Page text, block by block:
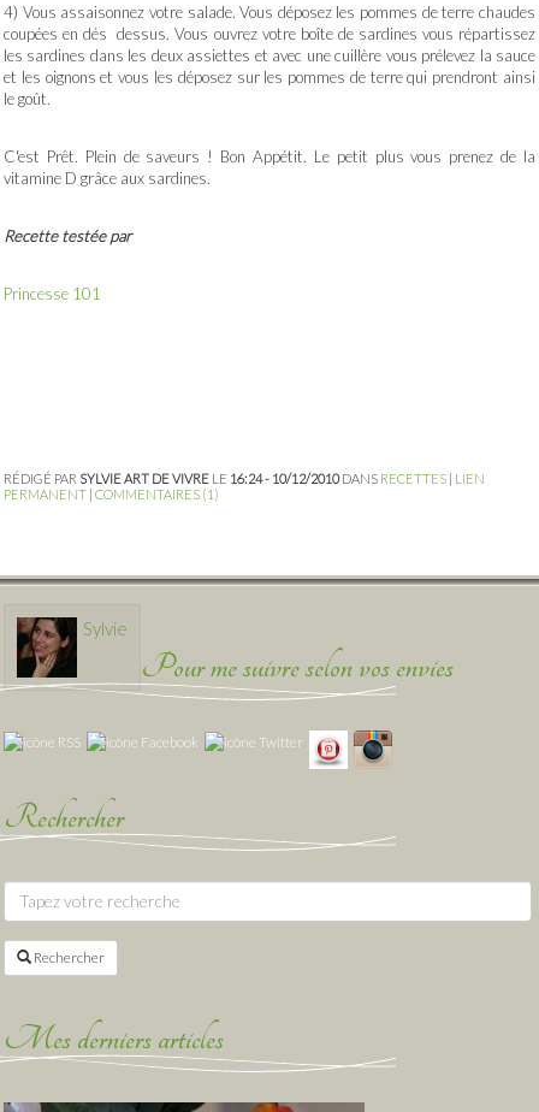
4) Vous assaisonnez votre salade. Vous déposez les pommes de terre chaudes
coupées en dés dessus. Vous ouvrez votre boîte de sardines vous répartissez
les sardines dans les deux assiettes et avec une cuillère vous prélevez la sauce
et les oignons et vous les déposez sur les pommes de terre qui prendront ainsi
le goût.
C'est Prêt. Plein de saveurs ! Bon Appétit. Le petit plus vous prenez de la
vitamine D grâce aux sardines.
Recette testée par
Princesse 101
RÉDIGÉ PAR SYLVIE ART DE VIVRE LE 16:24 - 10/12/2010DANS RECETTES | LIEN
PERMANENT | COMMENTAIRES (1)
Sylvie
Pour me suivre selon vos envies
Rechercher
Rechercher
Mes derniers articles